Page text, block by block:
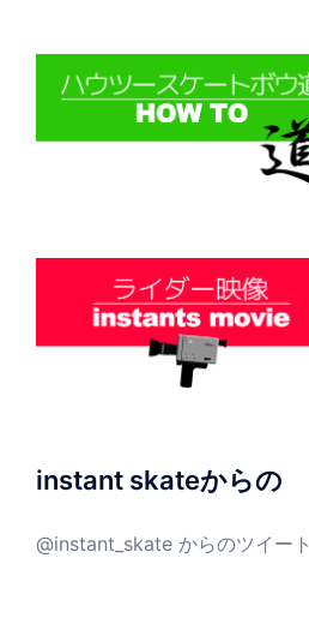
instant skateからの
@instant_skate からのツイート